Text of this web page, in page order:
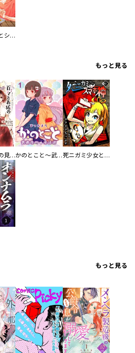
カラちゃんとシトーさんと、 【分冊版】
もっと見る
百々とお狐の見習い巫女生活【単行本版】 かのとこと～武蔵花町怪話譚～ 【連載版】 死ニガミ少女とスマホ神
もっと見る